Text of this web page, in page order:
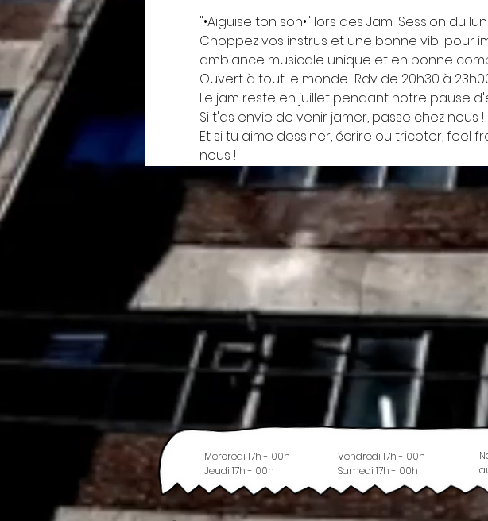
"•Aiguise ton son•" lors des Jam-Session du
Choppez vos instrus et une bonne vib' pour
ambiance musicale unique et en bonne
Ouvert à tout le monde.... Rdv de 20h30 à
Le jam reste en juillet pendant notre pause
Si t'as envie de venir jamer, passe chez nous !
Et si tu aime dessiner, écrire ou tricoter, feel
nous !
Mercredi 17h - 00h
Jeudi 17h - 00h
Vendredi 17h - 00h
Samedi 17h - 00h